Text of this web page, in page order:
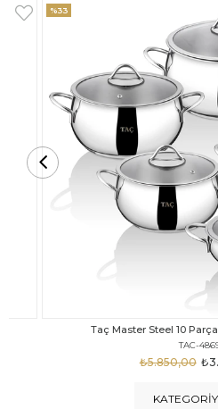
Taç Carabella Döküm Cam
TAC-
₺4.350,00
%25